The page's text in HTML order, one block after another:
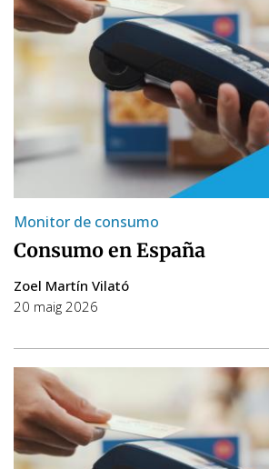
Monitor de consumo
Consumo en España
Zoel Martín Vilató
20 maig 2026